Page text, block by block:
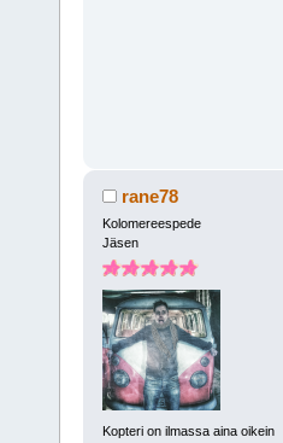
rane78
Kolomereespede
Jäsen
Kopteri on ilmassa aina oikein